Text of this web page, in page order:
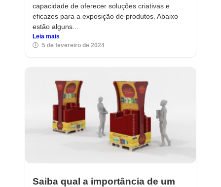
capacidade de oferecer soluções criativas e
eficazes para a exposição de produtos. Abaixo
estão alguns...
Leia mais
5 de fevereiro de 2024
Saiba qual a importância de um